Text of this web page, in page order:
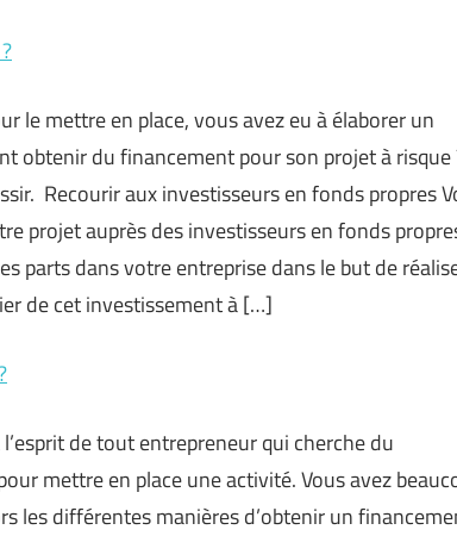
le mettre en place, vous avez eu à élaborer un
obtenir du financement pour son projet à risque
Recourir aux investisseurs en fonds propres
projet auprès des investisseurs en fonds
parts dans votre entreprise dans le but de
de cet investissement à […]
de tout entrepreneur qui cherche du
mettre en place une activité. Vous avez
les différentes manières d’obtenir un